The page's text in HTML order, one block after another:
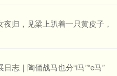
归，见梁上趴着一只黄皮子，
志｜陶俑战马也分“i马”“e马”